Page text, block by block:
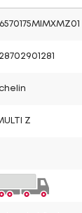
Z